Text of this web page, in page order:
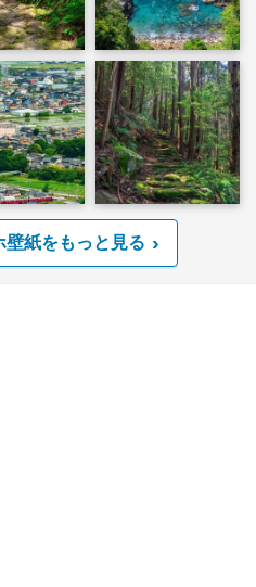
紙をもっと見る